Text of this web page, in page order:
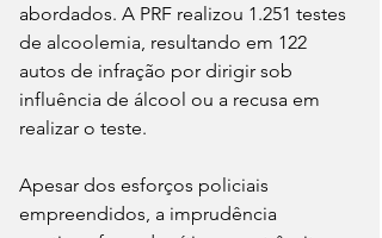
abordados. A PRF realizou 1.251 testes
de alcoolemia, resultando em 122
autos de infração por dirigir sob
influência de álcool ou a recusa em
realizar o teste.
Apesar dos esforços policiais
empreendidos, a imprudência